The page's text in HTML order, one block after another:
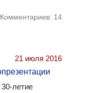
Комментариев: 14
21 июля 2016
летие